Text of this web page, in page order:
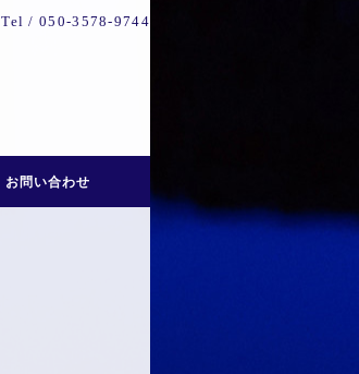
Tel /050-3578-9744
お問い合わせ